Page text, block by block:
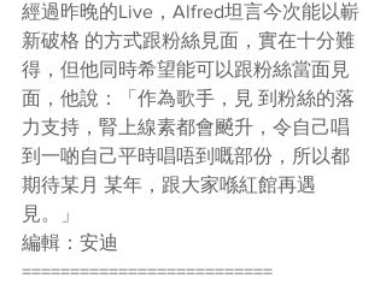
經過昨晚的Live，Alfred坦言今次能以嶄
新破格 的方式跟粉絲見面，實在十分難
得，但他同時希望能可以跟粉絲當面見
面，他說：「作為歌手，見 到粉絲的落
力支持，腎上線素都會飇升，令自己唱
到一啲自己平時唱唔到嘅部份，所以都
期待某月 某年，跟大家喺紅館再遇
見。」
編輯：安迪
==========================